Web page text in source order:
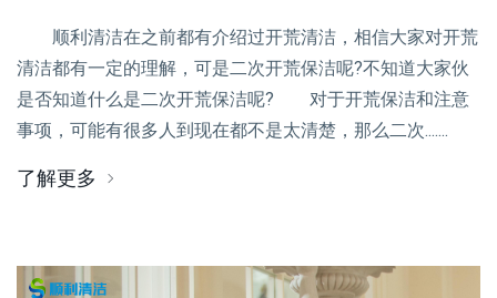
顺利清洁在之前都有介绍过开荒清洁，相信大家对开荒
清洁都有一定的理解，可是二次开荒保洁呢?不知道大家伙
是否知道什么是二次开荒保洁呢? 对于开荒保洁和注意
事项，可能有很多人到现在都不是太清楚，那么二次.......
了解更多